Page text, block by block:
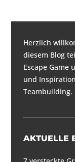
Herzlich
diesem Blog
Escape Game
und
Teambuilding.
AKTUELLE